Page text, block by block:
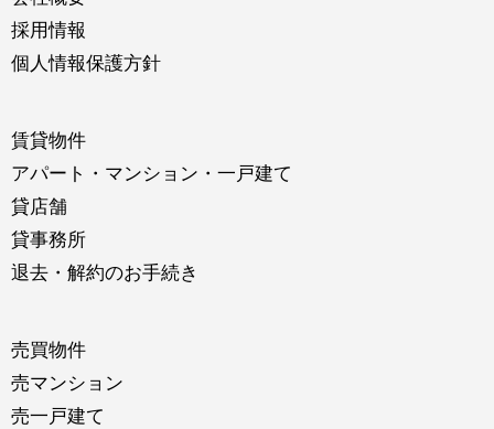
採用情報
個人情報保護方針
賃貸物件
アパート・マンション・一戸建て
貸店舗
貸事務所
退去・解約のお手続き
売買物件
売マンション
売一戸建て